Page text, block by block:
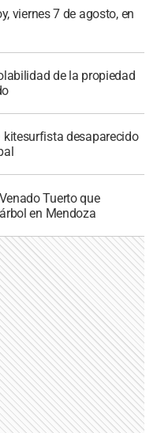
viernes 7 de agosto, en
de la propiedad
kitesurfista desaparecido
Tuerto que
en Mendoza